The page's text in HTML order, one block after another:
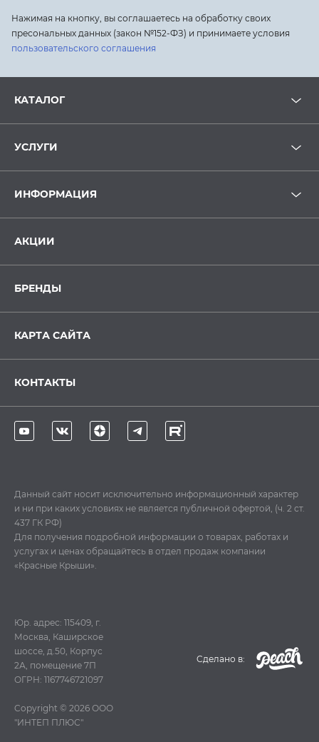
Нажимая на кнопку, вы соглашаетесь на обработку своих
пресональных данных (закон №152-ФЗ) и принимаете условия
пользовательского соглашения
КАТАЛОГ
УСЛУГИ
ИНФОРМАЦИЯ
АКЦИИ
БРЕНДЫ
КАРТА САЙТА
КОНТАКТЫ
Данный сайт носит исключительно информационный характер
и ни при каких условиях не является публичной офертой, (ч. 2 ст.
437 ГК РФ)
Для получения подробной информации о товарах, работах и
услугах и ценах обращайтесь в отдел продаж компании
«Красные Крыши».
Юр. адрес: 115409, г.
Москва, Каширское
шоссе, д.50, Корпус
2А, помещение 7П
ОГРН: 1167746721097
Copyright © 2026 ООО
"ИНТЕП ПЛЮС"
Cделано в: